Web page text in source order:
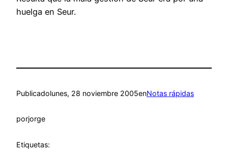
huelga en Seur.
Publicadolunes, 28 noviembre 2005enNotas rápidas
porjorge
Etiquetas: